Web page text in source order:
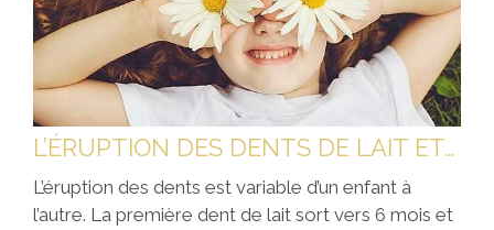
L’ÉRUPTION DES DENTS DE LAIT ET DES DENTS DÉFINITIVES
L’éruption des dents est variable d’un enfant à
l’autre. La première dent de lait sort vers 6 mois et